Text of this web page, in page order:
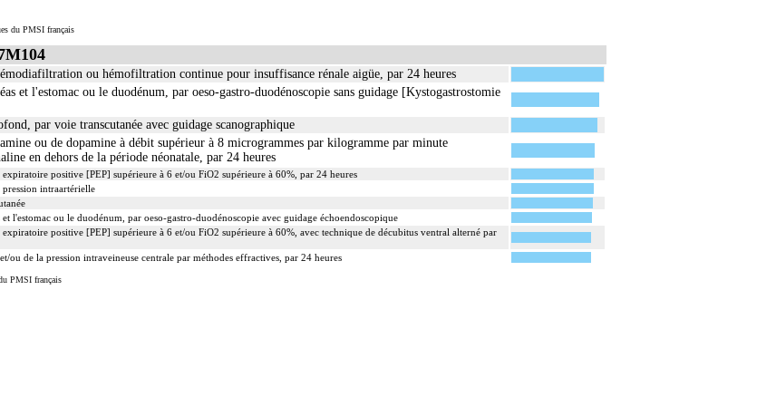
du PMSI français
ou hémofiltration continue pour insuffisance rénale aigüe, par 24 heures
et l'estomac ou le duodénum, par oeso-gastro-duodénoscopie sans guidage [Kystogastrostomie
par voie transcutanée avec guidage scanographique
ou de dopamine à débit supérieur à 8 microgrammes par kilogramme par minute
en dehors de la période néonatale, par 24 heures
positive [PEP] supérieure à 6 et/ou FiO2 supérieure à 60%, par 24 heures
intraartérielle
l'estomac ou le duodénum, par oeso-gastro-duodénoscopie avec guidage échoendoscopique
positive [PEP] supérieure à 6 et/ou FiO2 supérieure à 60%, avec technique de décubitus ventral alterné par
ou de la pression intraveineuse centrale par méthodes effractives, par 24 heures
PMSI français